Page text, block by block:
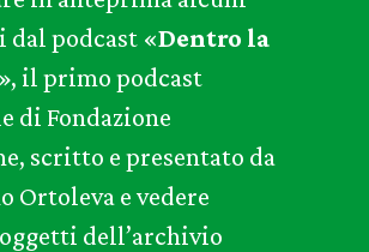
dal podcast «Dentro la
», il primo podcast
di Fondazione
scritto e presentato da
Ortoleva e vedere
dell’archivio